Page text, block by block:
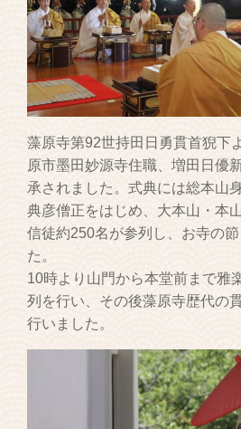
藻原寺第92世持田日勇貫首猊下
原市墨田妙源寺住職、増田日優
承されました。式典には総本山
典彦僧正をはじめ、大本山・本
信徒約250名が参列し、お寺の
た。
10時より山門から本堂前まで雅
列を行い、その後藻原寺歴代の
行いました。